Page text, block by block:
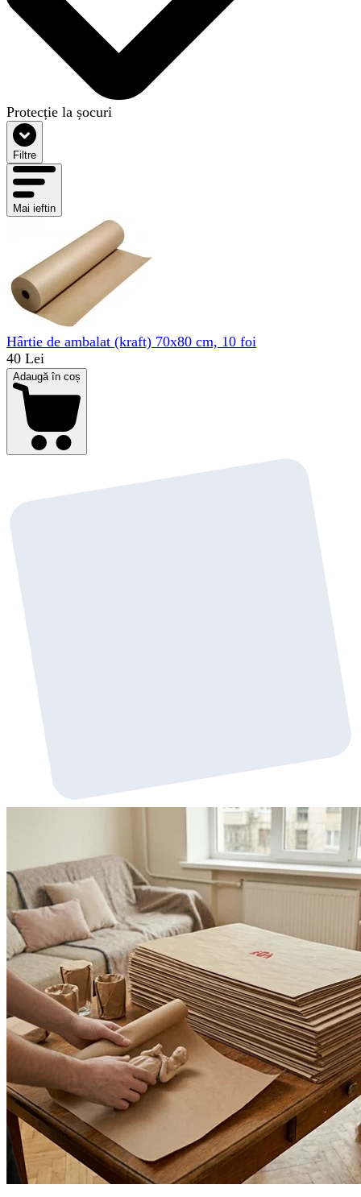
Protecție la șocuri
Filtre
Mai ieftin
Hârtie de ambalat (kraft) 70x80 cm, 10 foi
40 Lei
Adaugă în coș